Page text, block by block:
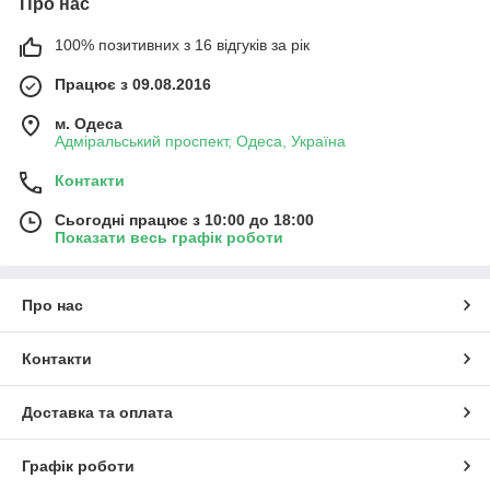
Про нас
100% позитивних з 16 відгуків за рік
Працює з 09.08.2016
м. Одеса
Адміральський проспект, Одеса, Україна
Контакти
Сьогодні працює з 10:00 до 18:00
Показати весь графік роботи
Про нас
Контакти
Доставка та оплата
Графік роботи